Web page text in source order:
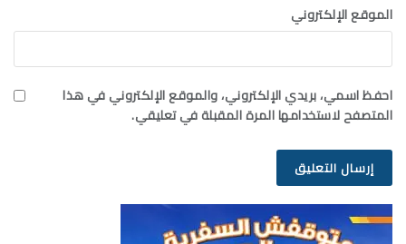
الموقع الإلكتروني
احفظ اسمي، بريدي الإلكتروني، والموقع الإلكتروني في هذا
المتصفح لاستخدامها المرة المقبلة في تعليقي.